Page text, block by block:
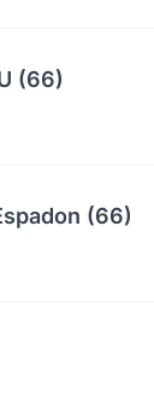
(66)
(66)